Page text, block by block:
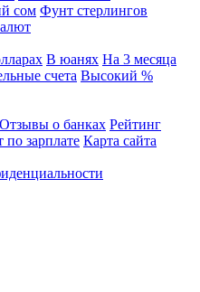
сом Фунт стерлингов
В юанях На 3 месяца
счета Высокий %
Отзывы о банках Рейтинг
по зарплате Карта сайта